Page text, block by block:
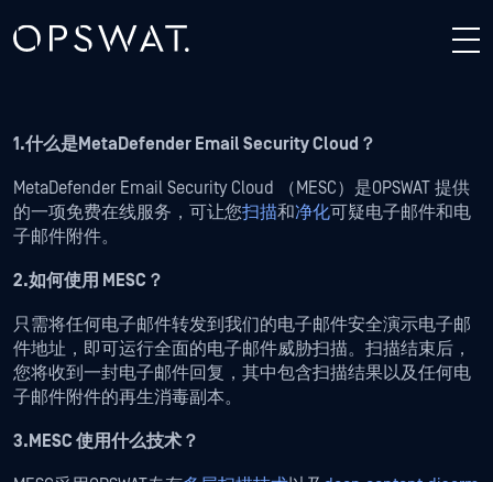
1.什么是MetaDefender Email Security Cloud？
MetaDefender Email Security Cloud （MESC）是OPSWAT 提供
的一项免费在线服务，可让您扫描和净化可疑电子邮件和电
子邮件附件。
2.如何使用 MESC？
只需将任何电子邮件转发到我们的电子邮件安全演示电子邮
件地址，即可运行全面的电子邮件威胁扫描。扫描结束后，
您将收到一封电子邮件回复，其中包含扫描结果以及任何电
子邮件附件的再生消毒副本。
3.MESC 使用什么技术？